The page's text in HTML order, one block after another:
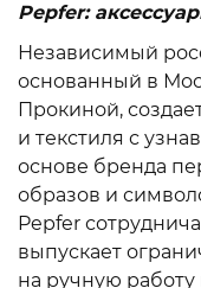
Pepfer:
Независимый
основанный в
Прокиной,
и текстиля с
основе бренда
образов и
Pepfer
выпускает
на ручную